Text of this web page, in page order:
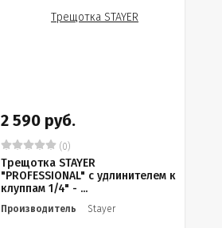
2 590 руб.
(0)
Трещотка STAYER
"PROFESSIONAL" с удлинителем к
клуппам 1/4" - ...
Производитель Stayer